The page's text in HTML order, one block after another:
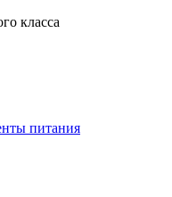
класса
питания